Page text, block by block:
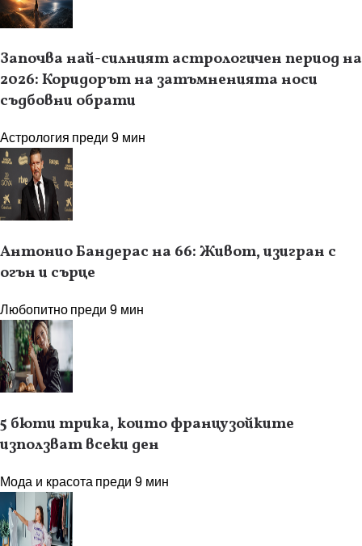
Започва най-силният астрологичен период на
2026: Коридорът на затъмненията носи
съдбовни обрати
Астрология преди 9 мин
Антонио Бандерас на 66: Живот, изигран с
огън и сърце
Любопитнопреди 9 мин
5 бюти трика, които французойките
използват всеки ден
Мода и красотапреди 9 мин